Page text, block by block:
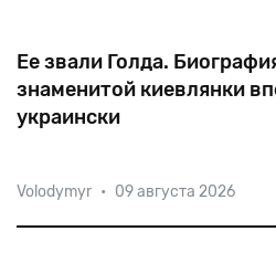
Ее звали Голда.
знаменитой киевлянки
украински
мировой политике. Министр
Израиля, глава МИД,
Volodymyr • 09 августа 2026